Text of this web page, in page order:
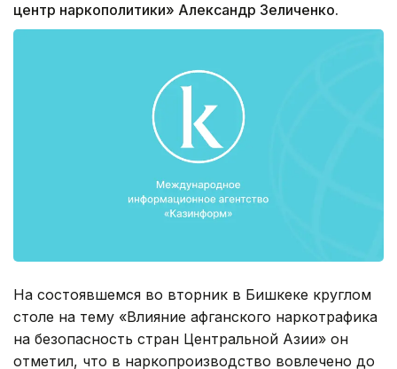
центр наркополитики» Александр Зеличенко.
На состоявшемся во вторник в Бишкеке круглом
столе на тему «Влияние афганского наркотрафика
на безопасность стран Центральной Азии» он
отметил, что в наркопроизводство вовлечено до